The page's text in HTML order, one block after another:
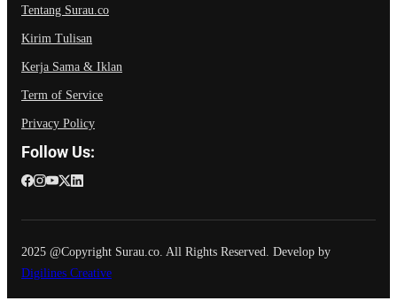
Tentang Surau.co
Kirim Tulisan
Kerja Sama & Iklan
Term of Service
Privacy Policy
Follow Us:
2025 @Copyright Surau.co. All Rights Reserved. Develop by
Digilines Creative